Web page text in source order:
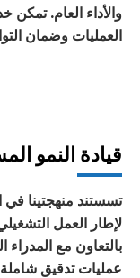
والأداء العام. تمكن
العمليات وضمان
قيادة النمو
تسستند منهجتينا
لإطار العمل
بالتعاون مع المدراء
عمليات تدقيق شاملة